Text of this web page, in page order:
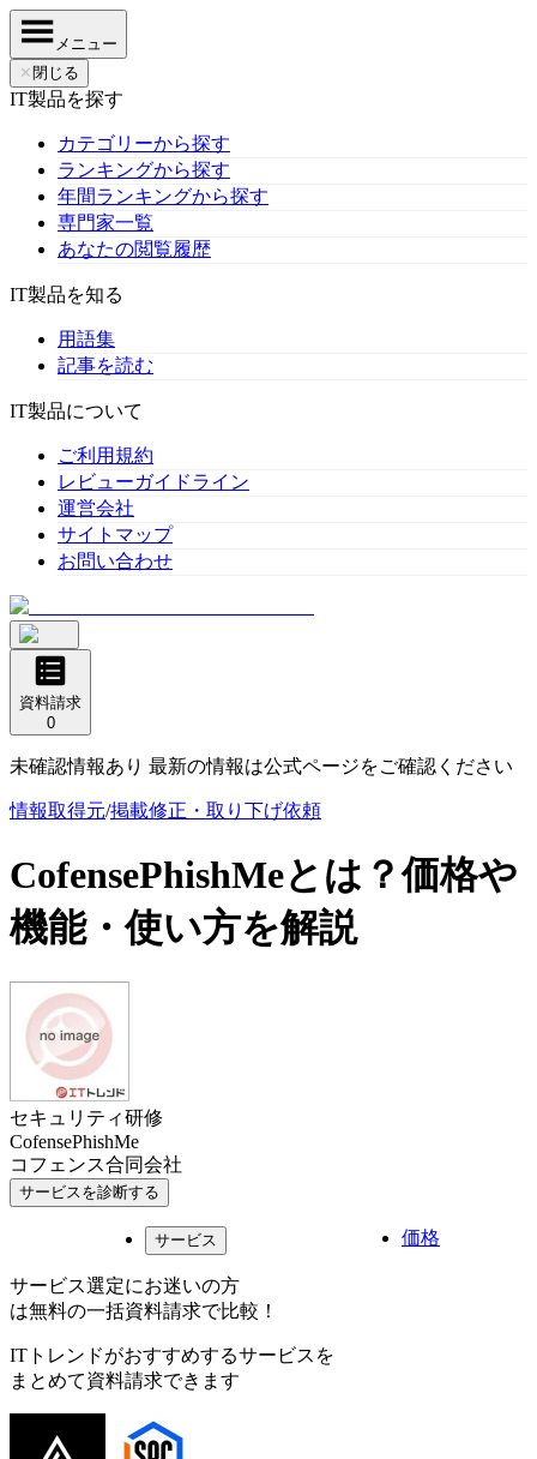
メニュー
✕ 閉じる
IT製品を探す
カテゴリーから探す
ランキングから探す
年間ランキングから探す
専門家一覧
あなたの閲覧履歴
IT製品を知る
用語集
記事を読む
IT製品について
ご利用規約
レビューガイドライン
運営会社
サイトマップ
お問い合わせ
資料請求
0
未確認情報あり 最新の情報は公式ページをご確認ください
情報取得元/掲載修正・取り下げ依頼
CofensePhishMeとは？価格や
機能・使い方を解説
セキュリティ研修
CofensePhishMe
コフェンス合同会社
サービスを診断する
サービス 価格
サービス選定にお迷いの方
は無料の一括資料請求で比較！
ITトレンドがおすすめするサービスを
まとめて資料請求できます